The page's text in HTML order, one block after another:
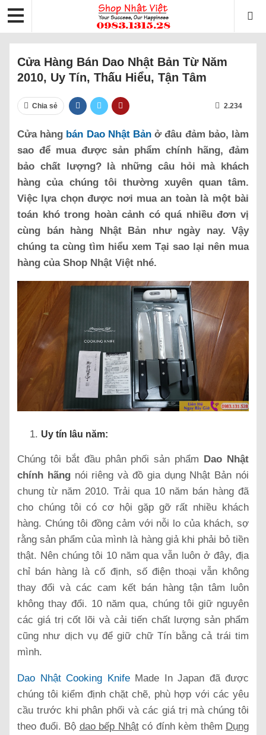
Cửa Hàng Bán Dao Nhật Bản Từ Năm
2010, Uy Tín, Thấu Hiểu, Tận Tâm
Chia sẻ 2.234
Cửa hàng bán Dao Nhật Bản ở đâu đảm bảo, làm
sao để mua được sản phẩm chính hãng, đảm
bảo chất lượng? là những câu hỏi mà khách
hàng của chúng tôi thường xuyên quan tâm.
Việc lựa chọn được nơi mua an toàn là một bài
toán khó trong hoàn cảnh có quá nhiều đơn vị
cùng bán hàng Nhật Bản như ngày nay. Vậy
chúng ta cùng tìm hiểu xem Tại sao lại nên mua
hàng của Shop Nhật Việt nhé.
Uy tín lâu năm:
Chúng tôi bắt đầu phân phối sản phẩm Dao Nhật
chính hãngnói riêng và đồ gia dụng Nhật Bản nói
chung từ năm 2010. Trải qua 10 năm bán hàng đã
cho chúng tôi có cơ hội gặp gỡ rất nhiều khách
hàng. Chúng tôi đồng cảm với nỗi lo của khách, sợ
rằng sản phẩm của mình là hàng giả khi phải bỏ tiền
thật. Nên chúng tôi 10 năm qua vẫn luôn ở đây, địa
chỉ bán hàng là cố định, số điện thoại vẫn không
thay đổi và các cam kết bán hàng tận tâm luôn
không thay đổi. 10 năm qua, chúng tôi giữ nguyên
các giá trị cốt lõi và cải tiến chất lượng sản phẩm
cũng như dịch vụ để giữ chữ Tín bằng cả trái tim
mình.
Dao Nhật Cooking KnifeMade In Japan đã được
chúng tôi kiểm định chặt chẽ, phù hợp với các yêu
cầu trước khi phân phối và các giá trị mà chúng tôi
theo đuổi. Bộ dao bếp Nhậtcó đính kèm thêm Dụng